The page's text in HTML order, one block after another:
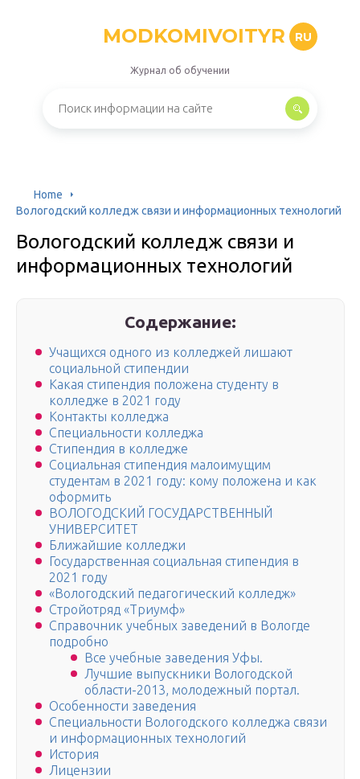
MODKOMIVOITYR RU
Журнал об обучении
Home
Вологодский колледж связи и информационных технологий
Вологодский колледж связи и
информационных технологий
Содержание:
Учащихся одного из колледжей лишают
социальной стипендии
Какая стипендия положена студенту в
колледже в 2021 году
Контакты колледжа
Специальности колледжа
Стипендия в колледже
Социальная стипендия малоимущим
студентам в 2021 году: кому положена и как
оформить
ВОЛОГОДСКИЙ ГОСУДАРСТВЕННЫЙ
УНИВЕРСИТЕТ
Ближайшие колледжи
Государственная социальная стипендия в
2021 году
«Вологодский педагогический колледж»
Стройотряд «Триумф»
Справочник учебных заведений в Вологде
подробно
Все учебные заведения Уфы.
Лучшие выпускники Вологодской
области-2013, молодежный портал.
Особенности заведения
Специальности Вологодского колледжа связи
и информационных технологий
История
Лицензии